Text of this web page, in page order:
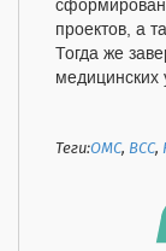
проектов, а
Тогда же
медицинских
Теги:ОМС, ВСС,